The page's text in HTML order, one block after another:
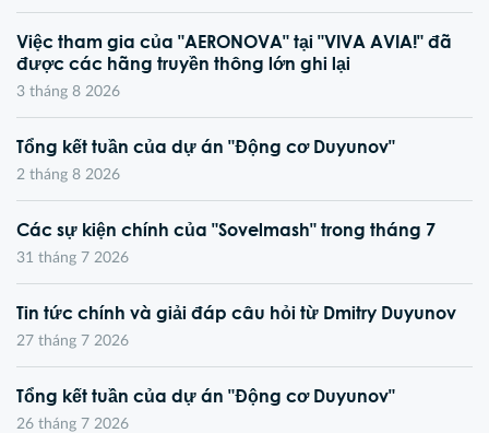
Việc tham gia của "AERONOVA" tại "VIVA AVIA!" đã
được các hãng truyền thông lớn ghi lại
3 tháng 8 2026
Tổng kết tuần của dự án "Động cơ Duyunov"
2 tháng 8 2026
Các sự kiện chính của "Sovelmash" trong tháng 7
31 tháng 7 2026
Tin tức chính và giải đáp câu hỏi từ Dmitry Duyunov
27 tháng 7 2026
Tổng kết tuần của dự án "Động cơ Duyunov"
26 tháng 7 2026